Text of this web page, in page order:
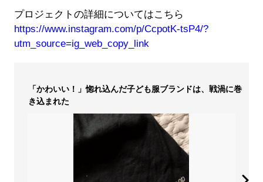
プロジェクトの詳細についてはこちら
https://www.instagram.com/p/CcpotK-tsP4/?
utm_source=ig_web_copy_link
「かわいい！」惚れ込んだ子ども服ブランドは、戦渦に巻
き込まれた